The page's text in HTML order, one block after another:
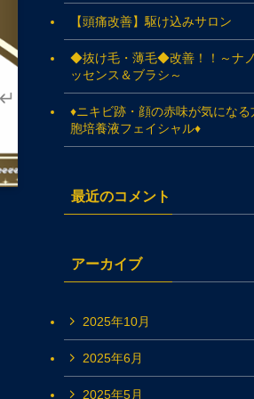
【頭痛改善】駆け込みサロン
◆抜け毛・薄毛◆改善！！～ナ
ッセンス＆ブラシ～
♦ニキビ跡・顔の赤味が気になる
胞培養液フェイシャル♦
最近のコメント
アーカイブ
2025年10月
2025年6月
2025年5月